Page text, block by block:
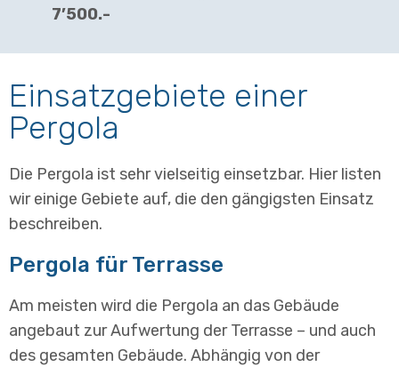
7’500.-
Einsatzgebiete einer
Pergola
Die Pergola ist sehr vielseitig einsetzbar. Hier listen
wir einige Gebiete auf, die den gängigsten Einsatz
beschreiben.
Pergola für Terrasse
Am meisten wird die Pergola an das Gebäude
angebaut zur Aufwertung der Terrasse – und auch
des gesamten Gebäude. Abhängig von der